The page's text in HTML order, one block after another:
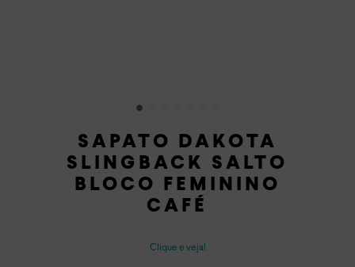
SAPATO DAKOTA
SLINGBACK SALTO
BLOCO FEMININO
CAFÉ
Clique e veja!